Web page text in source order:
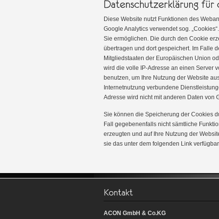
Diese Website nutzt Funktionen des
Google Analytics verwendet sog.
Sie ermöglichen. Die durch den Cookie
übertragen und dort gespeichert. Im Falle
Mitgliedstaaten der Europäischen Union
wird die volle IP-Adresse an einen Server
benutzen, um Ihre Nutzung der Website
Internetnutzung verbundene
Adresse wird nicht mit anderen Daten von
Sie können die Speicherung der Cookies
Fall gegebenenfalls nicht sämtliche
erzeugten und auf Ihre Nutzung der
sie das unter dem folgenden Link
ACON GmbH & Co.KG